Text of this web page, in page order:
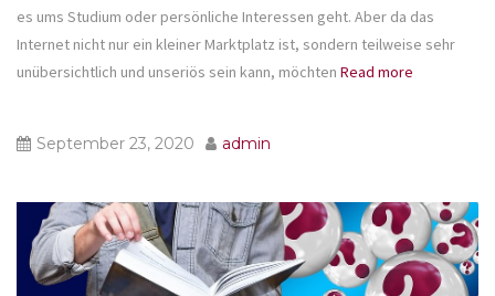
es ums Studium oder persönliche Interessen geht. Aber da das
Internet nicht nur ein kleiner Marktplatz ist, sondern teilweise sehr
unübersichtlich und unseriös sein kann, möchten Read more
September 23, 2020 admin